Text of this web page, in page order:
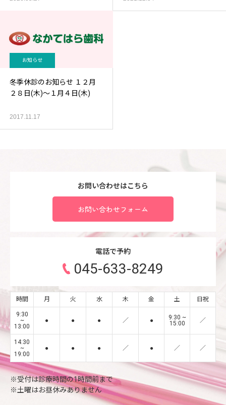
お知らせ
冬季休診のお知らせ １２月
２８日(木)～１月４日(木)
2017.11.17
お問い合わせはこちら
お問い合わせフォーム
電話で予約
045-633-8249
時間 月 火 水 木 金 土 日祝
9:30
~
13:00
● ● ● ／ ●
9:30 ~
15:00
／
14:30
~
19:00
● ● ● ／ ● ／ ／
※受付は診療時間の1時間前まで
※土曜はお昼休みありません